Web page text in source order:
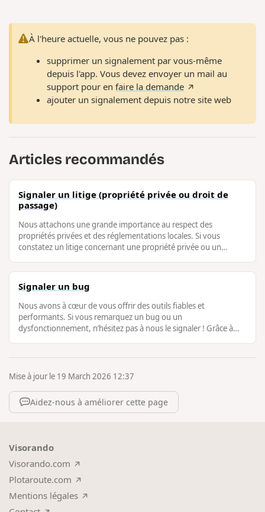
À l'heure actuelle, vous ne pouvez pas :
supprimer un signalement par vous-même
depuis l'app. Vous devez envoyer un mail au
support pour en faire la demande
ajouter un signalement depuis notre site web
Articles recommandés
Signaler un litige (propriété privée ou droit de
passage)
Nous attachons une grande importance au respect des
propriétés privées et des réglementations locales. Si vous
constatez un litige concernant une propriété privée ou un
Signaler un bug
Nous avons à cœur de vous offrir des outils fiables et
performants. Si vous remarquez un bug ou un
dysfonctionnement, n’hésitez pas à nous le signaler ! Grâce à
Mise à jour le 19 March 2026 12:37
Aidez-nous à améliorer cette page
Visorando
Visorando.com
Plotaroute.com
Mentions légales